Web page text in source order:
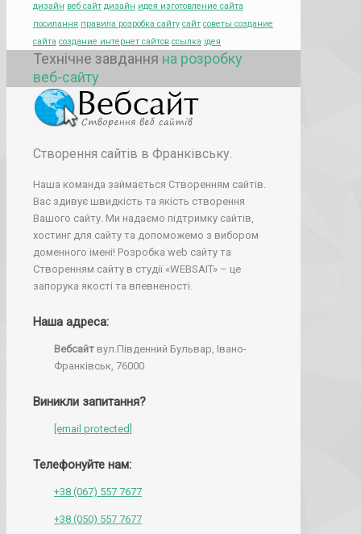
дизайн веб сайт дизайн идея изготовление сайта
посилання правила розробка сайту сайт советы создание
сайта создание интернет сайтов ссылка ідея
Технічне завдання на розробку
веб-сайту
Створення сайтів в Франківську.
Наша команда займається Створенням сайтів.
Вас здивує швидкість та якість створення
Вашого сайту. Ми надаємо підтримку сайтів,
хостинг для сайту та допоможемо з вибором
доменного імені! Розробка web сайту та
Створенням сайту в студії «WEBSAIT» – це
запорука якості та впевненості.
Наша адреса:
Вебсайт вул.Південний Бульвар, Івано-
Франківськ, 76000
Виникли запитання?
[email protected]
Телефонуйте нам:
+38 (067) 557 7677
+38 (050) 557 7677